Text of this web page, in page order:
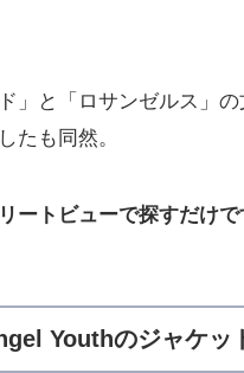
ド」と「ロサンゼルス」
たも同然。
ートビューで探すだけで
Youthのジャケッ